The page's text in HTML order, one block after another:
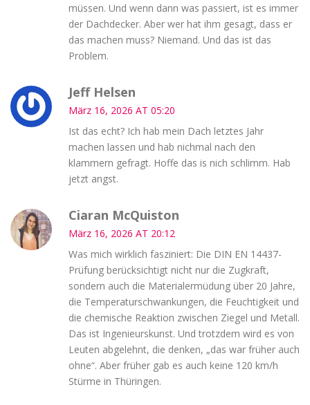
müssen. Und wenn dann was passiert, ist es immer
der Dachdecker. Aber wer hat ihm gesagt, dass er
das machen muss? Niemand. Und das ist das
Problem.
Jeff Helsen
März 16, 2026 AT 05:20
Ist das echt? Ich hab mein Dach letztes Jahr
machen lassen und hab nichmal nach den
klammern gefragt. Hoffe das is nich schlimm. Hab
jetzt angst.
Ciaran McQuiston
März 16, 2026 AT 20:12
Was mich wirklich fasziniert: Die DIN EN 14437-
Prüfung berücksichtigt nicht nur die Zugkraft,
sondern auch die Materialermüdung über 20 Jahre,
die Temperaturschwankungen, die Feuchtigkeit und
die chemische Reaktion zwischen Ziegel und Metall.
Das ist Ingenieurskunst. Und trotzdem wird es von
Leuten abgelehnt, die denken, „das war früher auch
ohne“. Aber früher gab es auch keine 120 km/h
Stürme in Thüringen.